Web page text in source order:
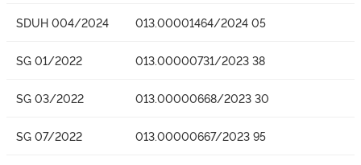
SDUH 004/2024 013.00001464/2024 05
SG 01/2022 013.00000731/2023 38
SG 03/2022 013.00000668/2023 30
SG 07/2022 013.00000667/2023 95